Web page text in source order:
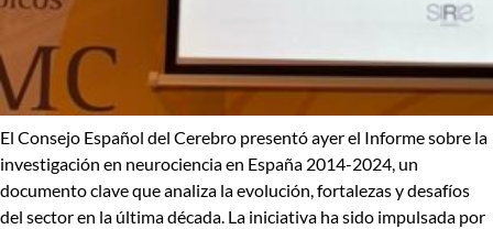
El Consejo Español del Cerebro presentó ayer el Informe sobre la
investigación en neurociencia en España 2014-2024, un
documento clave que analiza la evolución, fortalezas y desafíos
del sector en la última década. La iniciativa ha sido impulsada por